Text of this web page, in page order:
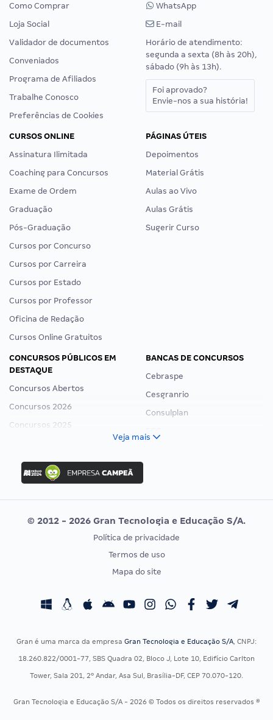
Como Comprar
Loja Social
Validador de documentos
Conveniados
Programa de Afiliados
Trabalhe Conosco
Preferências de Cookies
WhatsApp
E-mail
Horário de atendimento:
segunda a sexta (8h às 20h),
sábado (9h às 13h).
Foi aprovado?
Envie-nos a sua história!
CURSOS ONLINE
Assinatura Ilimitada
Coaching para Concursos
Exame de Ordem
Graduação
Pós-Graduação
Cursos por Concurso
Cursos por Carreira
Cursos por Estado
Cursos por Professor
Oficina de Redação
Cursos Online Gratuitos
PÁGINAS ÚTEIS
Depoimentos
Material Grátis
Aulas ao Vivo
Aulas Grátis
Sugerir Curso
CONCURSOS PÚBLICOS EM
DESTAQUE
Concursos Abertos
Concursos 2026
Concursos 2025
Concurso Ibama
Concurso MPU
Editais publicados
BANCAS DE CONCURSOS
Cebraspe
Cesgranrio
Consulplan
Vunesp
CONCURSOS POR PROFISSÃO
Concursos Fiscais
Residência Multiprofissional
EXAME DE ORDEM
Calendário OAB
Veja mais
© 2012 - 2026 Gran Tecnologia e Educação S/A.
Política de privacidade
Termos de uso
Mapa do site
Gran é uma marca da empresa Gran Tecnologia e Educação S/A, CNPJ:
18.260.822/0001-77, SBS Quadra 02, Bloco J, Lote 10, Edifício Carlton
Tower, Sala 201, 2º Andar, Asa Sul, Brasília-DF, CEP 70.070-120.
Gran Tecnologia e Educação S/A - 2026 © Todos os direitos reservados ®